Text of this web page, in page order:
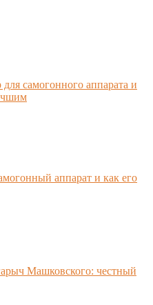
самогонного аппарата и
аппарат и как его
Машковского: честный